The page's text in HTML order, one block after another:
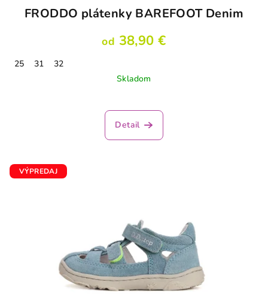
FRODDO plátenky BAREFOOT Denim
od 38,90 €
25 31
32
Skladom
Detail
VÝPREDAJ